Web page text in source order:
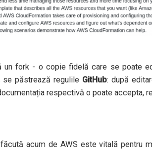
un fork - o copie fidelă care se poate
se păstrează regulile GitHub: după
respectivă o poate accepta,
acum de AWS este vitală pentru